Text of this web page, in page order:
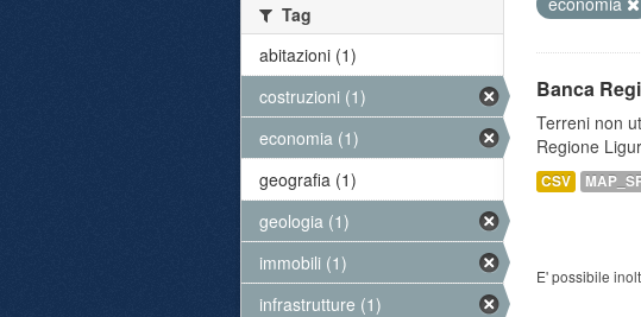
Banca
Terreni non
Regione
CSV
E' possibile
Tag
abitazioni (1)
costruzioni (1)
economia (1)
geografia (1)
geologia (1)
immobili (1)
infrastrutture (1)